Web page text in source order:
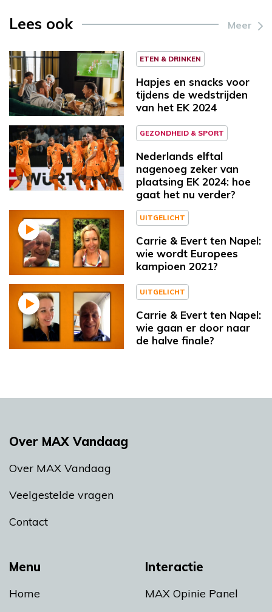
Lees ook Meer
ETEN & DRINKEN
Hapjes en snacks voor
tijdens de wedstrijden
van het EK 2024
GEZONDHEID & SPORT
Nederlands elftal
nagenoeg zeker van
plaatsing EK 2024: hoe
gaat het nu verder?
UITGELICHT
Carrie & Evert ten Napel:
wie wordt Europees
kampioen 2021?
UITGELICHT
Carrie & Evert ten Napel:
wie gaan er door naar
de halve finale?
Menu
Home
Interactie
MAX Opinie Panel
Over MAX Vandaag
Over MAX Vandaag
Veelgestelde vragen
Contact